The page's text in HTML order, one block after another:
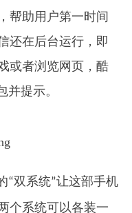
帮助用户第一时间
还在后台运行，即
或者浏览网页，酷
并提示。
“双系统”让这部手机
个系统可以各装一